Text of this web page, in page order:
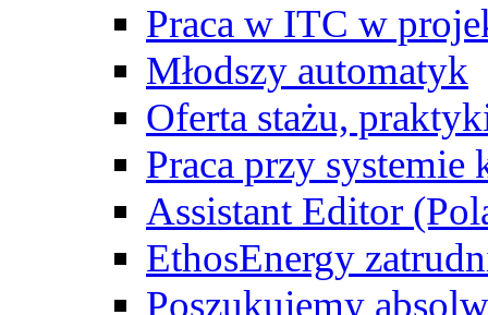
Praca w ITC w
Młodszy automatyk
Oferta stażu,
Praca przy
Assistant Editor
EthosEnergy
Poszukujemy